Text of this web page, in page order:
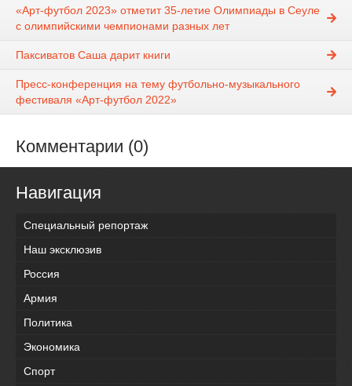
«Арт-футбол 2023» отметит 35-летие Олимпиады в Сеуле
с олимпийскими чемпионами разных лет
Паксиватов Саша дарит книги
Пресс-конференция на тему футбольно-музыкального
фестиваля «Арт-футбол 2022»
Комментарии (0)
Навигация
Специальный репортаж
Наш эксклюзив
Россия
Армия
Политика
Экономика
Спорт